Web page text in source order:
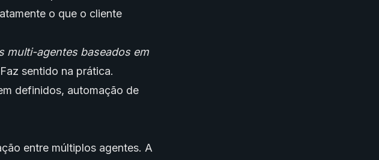
o que o cliente
multi-agentes baseados em
sentido na prática.
definidos, automação de
entre múltiplos agentes. A